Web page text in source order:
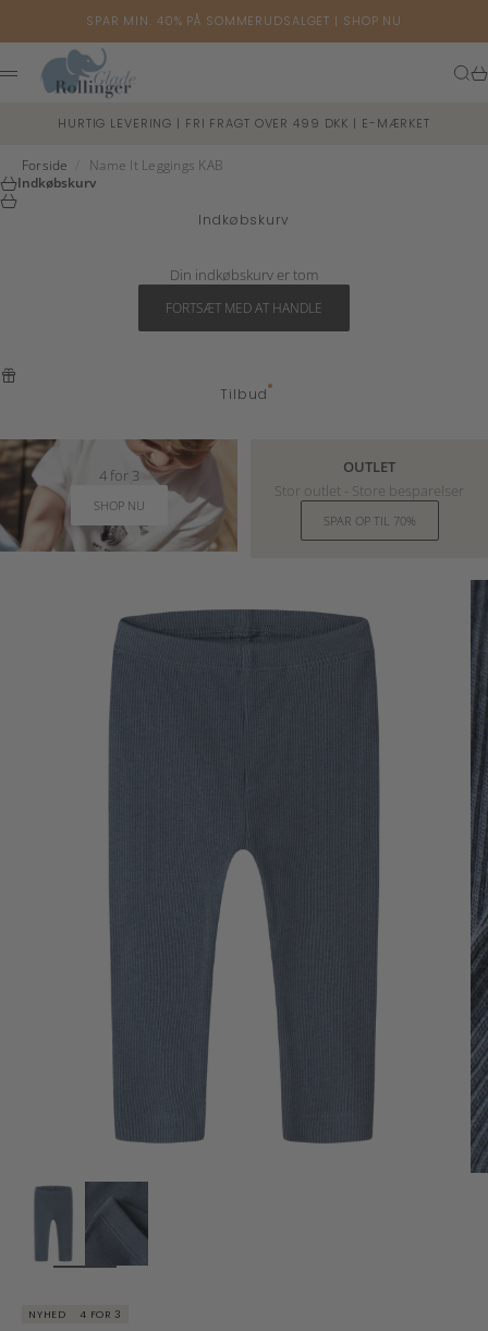
SPAR MIN. 40% PÅ SOMMERUDSALGET | SHOP NU
Glade Rollinger
Menu
Søg
HURTIG LEVERING | FRI FRAGT OVER 499 DKK | E-MÆRKET
Forside
Name It Leggings KAB
Indkøbskurv
Indkøbskurv
Din indkøbskurv er tom
FORTSÆT MED AT HANDLE
Tilbud
4 for 3
SHOP NU
OUTLET
Stor outlet - Store besparelser
SPAR OP TIL 70%
ZOOM
NYHED 4 FOR 3